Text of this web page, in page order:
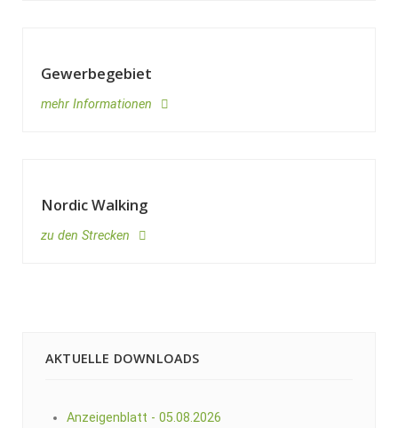
Gewerbegebiet
mehr Informationen
Nordic Walking
zu den Strecken
AKTUELLE DOWNLOADS
Anzeigenblatt - 05.08.2026